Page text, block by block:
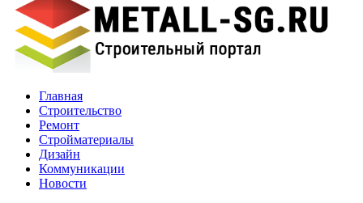
Главная
Строительство
Ремонт
Стройматериалы
Дизайн
Коммуникации
Новости